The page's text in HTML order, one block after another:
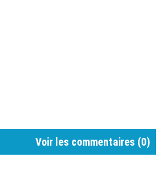
Voir les commentaires (0)